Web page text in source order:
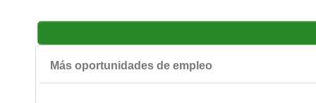
Más oportunidades de empleo